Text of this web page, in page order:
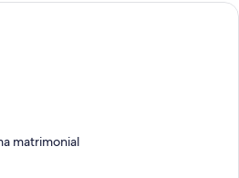
Una habitación de hotel con cama,
matrimonial